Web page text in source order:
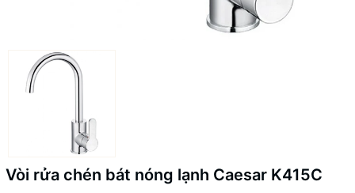
Vòi rửa chén bát nóng lạnh Caesar K415C